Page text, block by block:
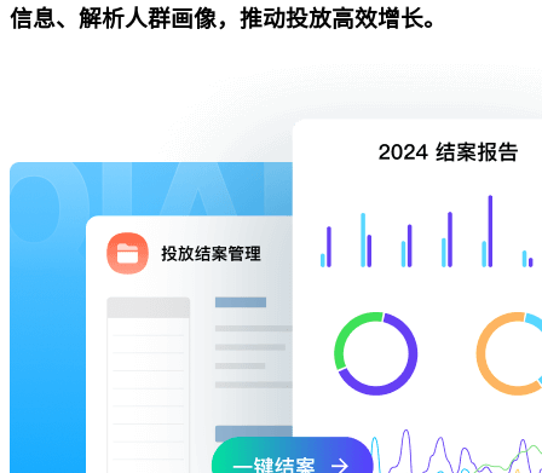
信息、解析人群画像，推动投放高效增长。